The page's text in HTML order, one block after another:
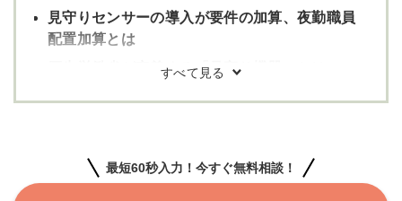
見守りセンサーの導入が要件の加算、夜勤職員
配置加算とは
厚生労働省が定義する「見守り機器」とは
く大きなメリットがある
最短60秒入力！今すぐ無料相談！